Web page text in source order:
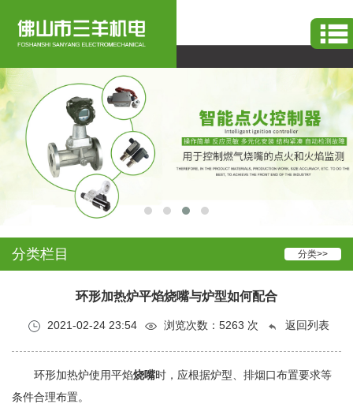
系统服务设备生产
分类栏目 分类>>
环形加热炉平焰烧嘴与炉型如何配合
2021-02-24 23:54 浏览次数： 5263 次 返回列表
环形加热炉使用平焰烧嘴时，应根据炉型、排烟口布置要求等
条件合理布置。